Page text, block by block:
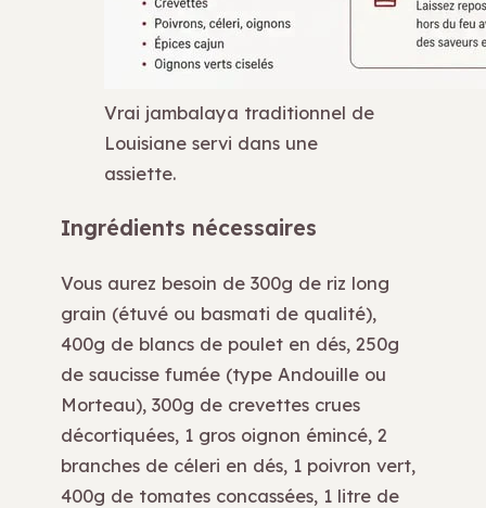
Vrai jambalaya traditionnel de
Louisiane servi dans une
assiette.
Ingrédients nécessaires
Vous aurez besoin de 300g de riz long
grain (étuvé ou basmati de qualité),
400g de blancs de poulet en dés, 250g
de saucisse fumée (type Andouille ou
Morteau), 300g de crevettes crues
décortiquées, 1 gros oignon émincé, 2
branches de céleri en dés, 1 poivron vert,
400g de tomates concassées, 1 litre de